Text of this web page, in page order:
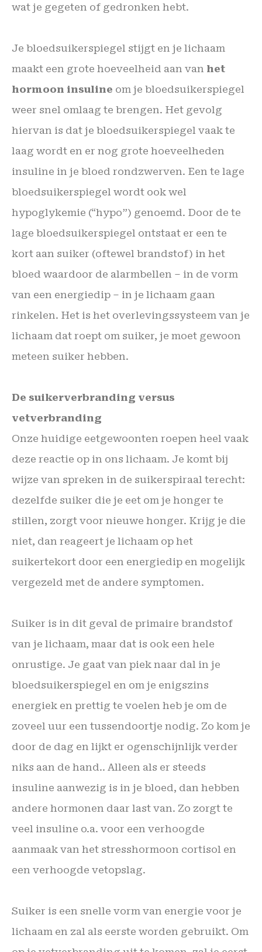
wat je gegeten of gedronken hebt.
Je bloedsuikerspiegel stijgt en je lichaam
maakt een grote hoeveelheid aan van het
hormoon insuline om je bloedsuikerspiegel
weer snel omlaag te brengen. Het gevolg
hiervan is dat je bloedsuikerspiegel vaak te
laag wordt en er nog grote hoeveelheden
insuline in je bloed rondzwerven. Een te lage
bloedsuikerspiegel wordt ook wel
hypoglykemie (“hypo”) genoemd. Door de te
lage bloedsuikerspiegel ontstaat er een te
kort aan suiker (oftewel brandstof) in het
bloed waardoor de alarmbellen – in de vorm
van een energiedip – in je lichaam gaan
rinkelen. Het is het overlevingssysteem van je
lichaam dat roept om suiker, je moet gewoon
meteen suiker hebben.
De suikerverbranding versus
vetverbranding
Onze huidige eetgewoonten roepen heel vaak
deze reactie op in ons lichaam. Je komt bij
wijze van spreken in de suikerspiraal terecht:
dezelfde suiker die je eet om je honger te
stillen, zorgt voor nieuwe honger. Krijg je die
niet, dan reageert je lichaam op het
suikertekort door een energiedip en mogelijk
vergezeld met de andere symptomen.
Suiker is in dit geval de primaire brandstof
van je lichaam, maar dat is ook een hele
onrustige. Je gaat van piek naar dal in je
bloedsuikerspiegel en om je enigszins
energiek en prettig te voelen heb je om de
zoveel uur een tussendoortje nodig. Zo kom je
door de dag en lijkt er ogenschijnlijk verder
niks aan de hand.. Alleen als er steeds
insuline aanwezig is in je bloed, dan hebben
andere hormonen daar last van. Zo zorgt te
veel insuline o.a. voor een verhoogde
aanmaak van het stresshormoon cortisol en
een verhoogde vetopslag.
Suiker is een snelle vorm van energie voor je
lichaam en zal als eerste worden gebruikt. Om